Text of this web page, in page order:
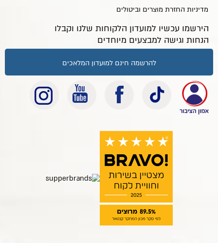
מדיניות החזרת מוצרים וביטולים
הירשמו עכשיו למועדון הלקוחות שלנו וקבלו
הנחות וגישה למבצעים מיוחדים
להרשמה חינם למועדון המלאכים